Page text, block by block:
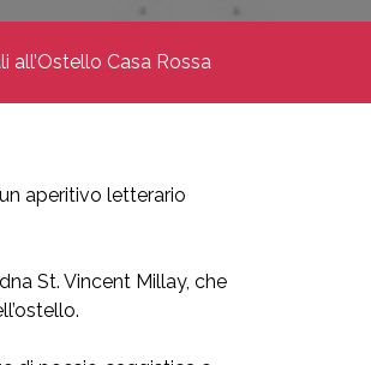
all’Ostello Casa Rossa
aperitivo letterario
St. Vincent Millay, che